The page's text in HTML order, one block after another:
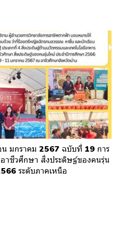
น มกราคม 2567 ฉบับที่ 19 การ
าชีวศึกษา สิ่งประดิษฐ์ของคนรุ่น
ระดับภาคเหนือ